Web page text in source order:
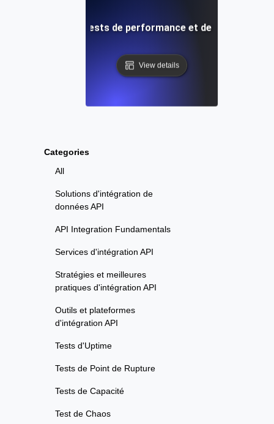
Categories
All
Solutions d'intégration de
données API
API Integration Fundamentals
Services d'intégration API
Stratégies et meilleures
pratiques d'intégration API
Outils et plateformes
d'intégration API
Tests d'Uptime
Tests de Point de Rupture
Tests de Capacité
Test de Chaos
Uptime Robot: Tests de performance et de charge
View details